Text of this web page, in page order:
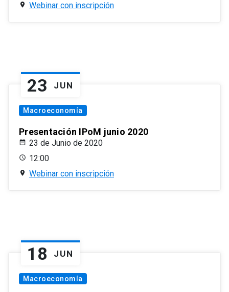
Webinar con inscripción
23 JUN
Macroeconomía
Presentación IPoM junio 2020
23 de Junio de 2020
12:00
Webinar con inscripción
18 JUN
Macroeconomía